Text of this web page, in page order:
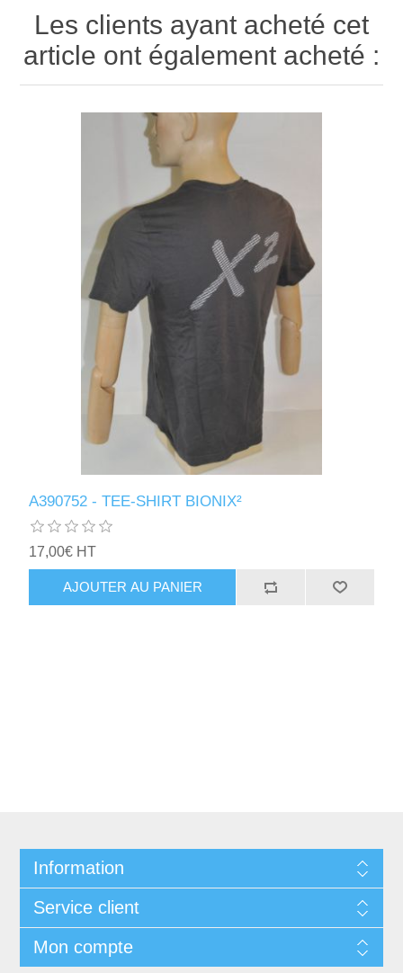
Les clients ayant acheté cet
article ont également acheté :
A390752 - TEE-SHIRT BIONIX²
17,00€ HT
AJOUTER AU PANIER
Information
Service client
Mon compte